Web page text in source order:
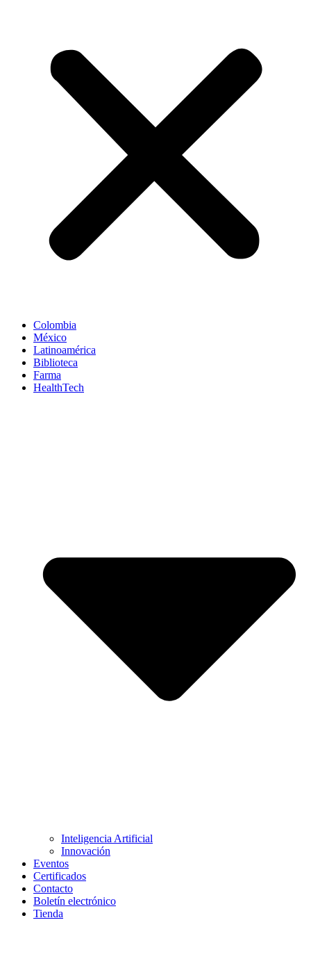
Colombia
México
Latinoamérica
Biblioteca
Farma
HealthTech
Inteligencia Artificial
Innovación
Eventos
Certificados
Contacto
Boletín electrónico
Tienda